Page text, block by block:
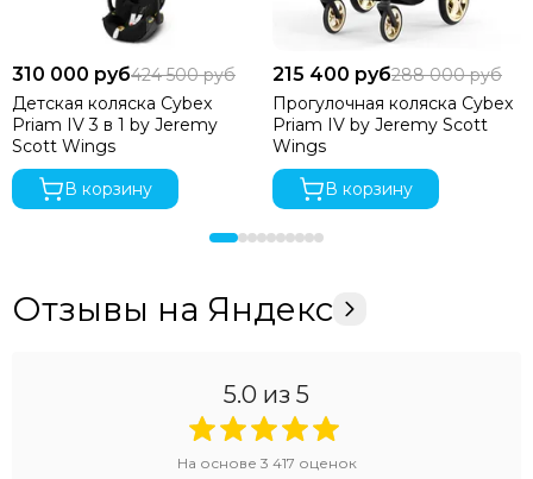
310 000 руб424 500 руб
Детская коляска Cybex
Priam IV 3 в 1 by Jeremy
Scott Wings
В корзину
215 400 руб288 000 руб
Прогулочная коляска Cybex
Priam IV by Jeremy Scott
Wings
В корзину
Отзывы на Яндекс
5.0 из 5
На основе 3 417 оценок